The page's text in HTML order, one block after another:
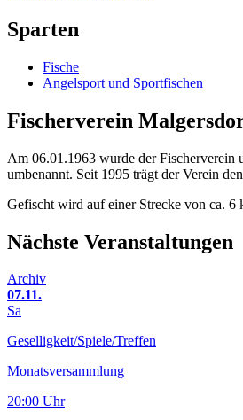
Sparten
Fische
Angelsport und Sportfischen
Fischerverein
Am 06.01.1963 wurde der
umbenannt. Seit 1995 trägt der Verein
Gefischt wird auf einer Strecke von ca.
Nächste Veranstaltungen
Archiv
07.11.
Sa
Geselligkeit/Spiele/Treffen
Monatsversammlung
20:00 Uhr